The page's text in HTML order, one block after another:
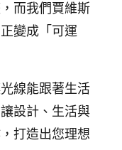
而我們賈維斯
變成「可運
線能跟著生活
讓設計、生活與
打造出您理想